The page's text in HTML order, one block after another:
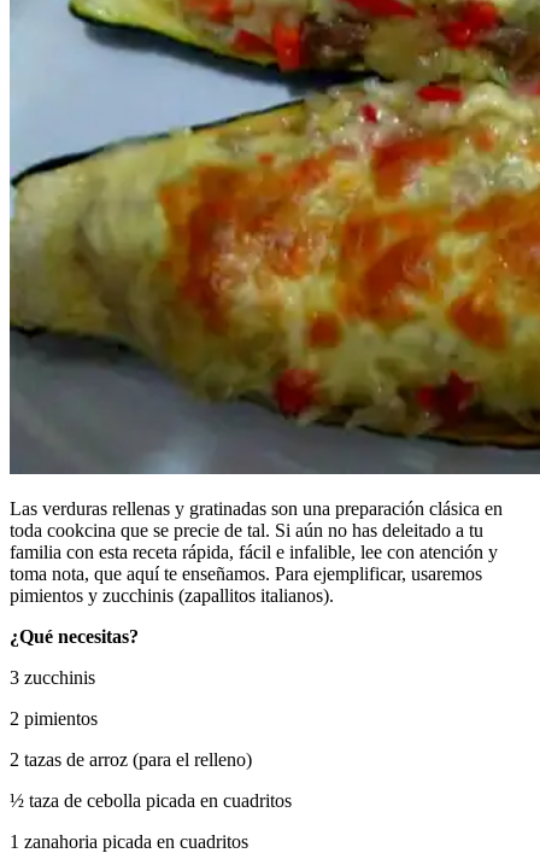
Las verduras rellenas y gratinadas son una preparación clásica en
toda cookcina que se precie de tal. Si aún no has deleitado a tu
familia con esta receta rápida, fácil e infalible, lee con atención y
toma nota, que aquí te enseñamos. Para ejemplificar, usaremos
pimientos y zucchinis (zapallitos italianos).
¿Qué necesitas?
3 zucchinis
2 pimientos
2 tazas de arroz (para el relleno)
½ taza de cebolla picada en cuadritos
1 zanahoria picada en cuadritos